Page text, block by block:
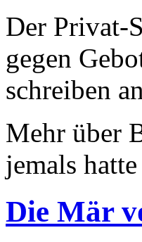
Der Privat-
gegen
schreiben
Mehr über
jemals
Die Mär